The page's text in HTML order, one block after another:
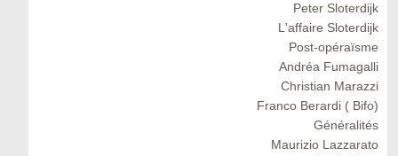
Peter Sloterdijk
L'affaire Sloterdijk
Post-opéraïsme
Andréa Fumagalli
Christian Marazzi
Franco Berardi ( Bifo)
Généralités
Maurizio Lazzarato